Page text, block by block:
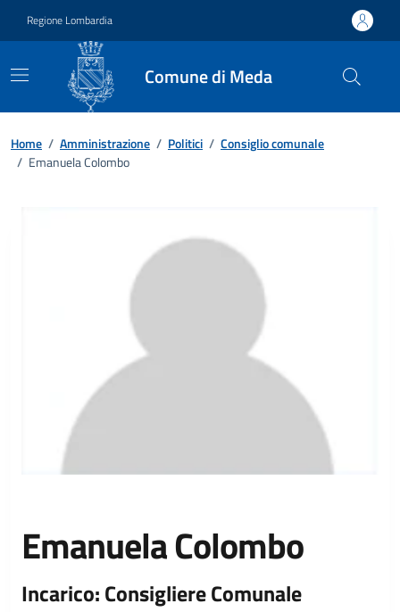
Regione Lombardia
Comune di Meda
Home / Amministrazione / Politici / Consiglio comunale
/ Emanuela Colombo
Emanuela Colombo
Incarico: Consigliere Comunale